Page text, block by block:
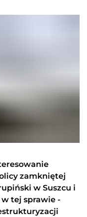
zamkniętej
w Suszcu i
tej sprawie -